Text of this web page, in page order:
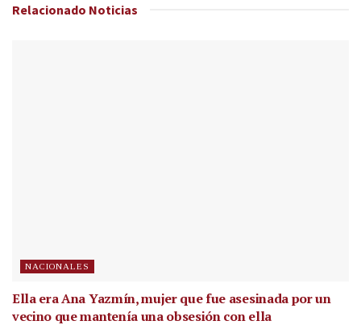
Relacionado Noticias
NACIONALES
Ella era Ana Yazmín, mujer que fue asesinada por un
vecino que mantenía una obsesión con ella